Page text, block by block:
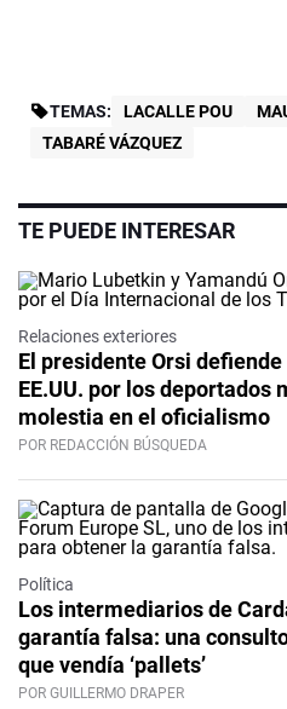
TEMAS: LACALLE POU
TABARÉ VÁZQUEZ
TE PUEDE INTERESAR
Relaciones exteriores
El presidente Orsi
EE.UU. por los deportados
molestia en el oficialismo
POR REDACCIÓN BÚSQUEDA
Política
Los intermediarios de
garantía falsa: una
que vendía ‘pallets’
POR GUILLERMO DRAPER